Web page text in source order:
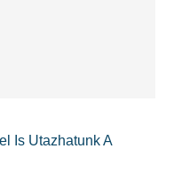
Is Utazhatunk A